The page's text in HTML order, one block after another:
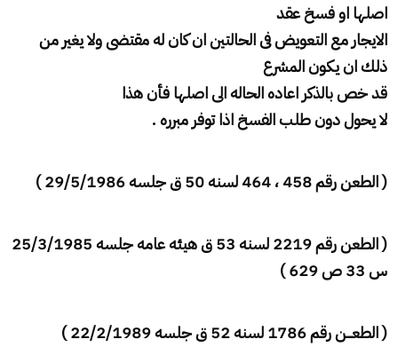
اصلها او فسخ عقد
الايجار مع التعويض فى الحالتين ان كان له مقتضى ولا يغير من
ذلك ان يكون المشرع
قد خص بالذكر اعاده الحاله الى اصلها فأن هذا
لا يحول دون طلب الفسخ اذا توفر مبرره .
( الطعن رقم 458 ، 464 لسنه 50 ق جلسه 29/5/1986 )
( الطعن رقم 2219 لسنه 53 ق هيئه عامه جلسه 25/3/1985
س 33 ص 629 )
( الطعـــن رقم 1786 لسنه 52 ق جلسه 22/2/1989 )